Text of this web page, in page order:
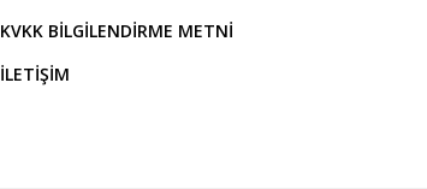
KVKK BILGILENDIRME METNI
İLETİŞİM